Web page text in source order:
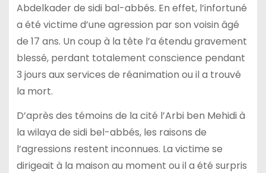
Abdelkader de sidi bal-abbés. En effet, l’infortuné
a été victime d’une agression par son voisin âgé
de 17 ans. Un coup à la tête l’a étendu gravement
blessé, perdant totalement conscience pendant
3 jours aux services de réanimation ou il a trouvé
la mort.
D’après des témoins de la cité l’Arbi ben Mehidi à
la wilaya de sidi bel-abbés, les raisons de
l’agressions restent inconnues. La victime se
dirigeait à la maison au moment ou il a été surpris